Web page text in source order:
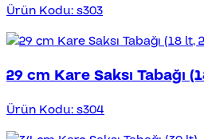
Ürün Kodu: s303
29 cm Kare Saksı Tabağı
Ürün Kodu: s304